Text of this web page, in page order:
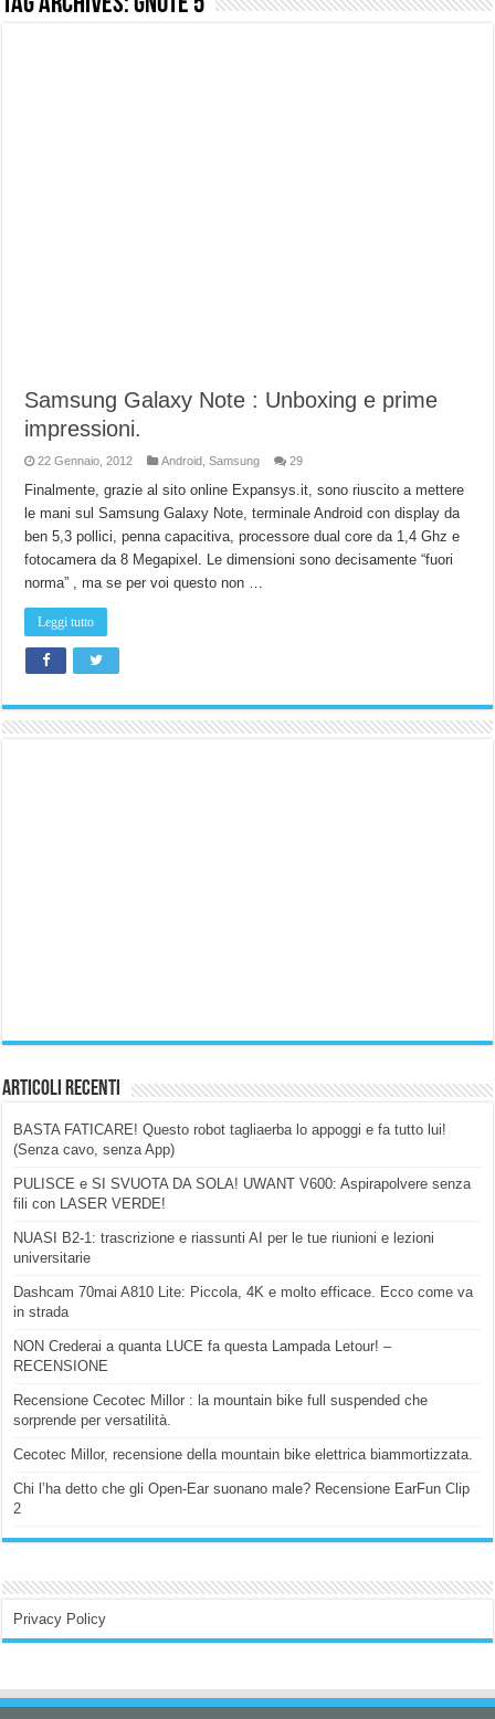
Samsung Galaxy Note : Unboxing e prime
impressioni.
22 Gennaio, 2012 Android ,Samsung 29
Finalmente, grazie al sito online Expansys.it, sono riuscito a mettere
le mani sul Samsung Galaxy Note, terminale Android con display da
ben 5,3 pollici, penna capacitiva, processore dual core da 1,4 Ghz e
fotocamera da 8 Megapixel. Le dimensioni sono decisamente “fuori
norma” , ma se per voi questo non …
Leggi tutto
Articoli Recenti
BASTA FATICARE! Questo robot tagliaerba lo appoggi e fa tutto lui!
(Senza cavo, senza App)
PULISCE e SI SVUOTA DA SOLA! UWANT V600: Aspirapolvere senza
fili con LASER VERDE!
NUASI B2-1: trascrizione e riassunti AI per le tue riunioni e lezioni
universitarie
Dashcam 70mai A810 Lite: Piccola, 4K e molto efficace. Ecco come va
in strada
NON Crederai a quanta LUCE fa questa Lampada Letour! –
RECENSIONE
Recensione Cecotec Millor : la mountain bike full suspended che
sorprende per versatilità.
Cecotec Millor, recensione della mountain bike elettrica biammortizzata.
Chi l’ha detto che gli Open-Ear suonano male? Recensione EarFun Clip
2
Privacy Policy